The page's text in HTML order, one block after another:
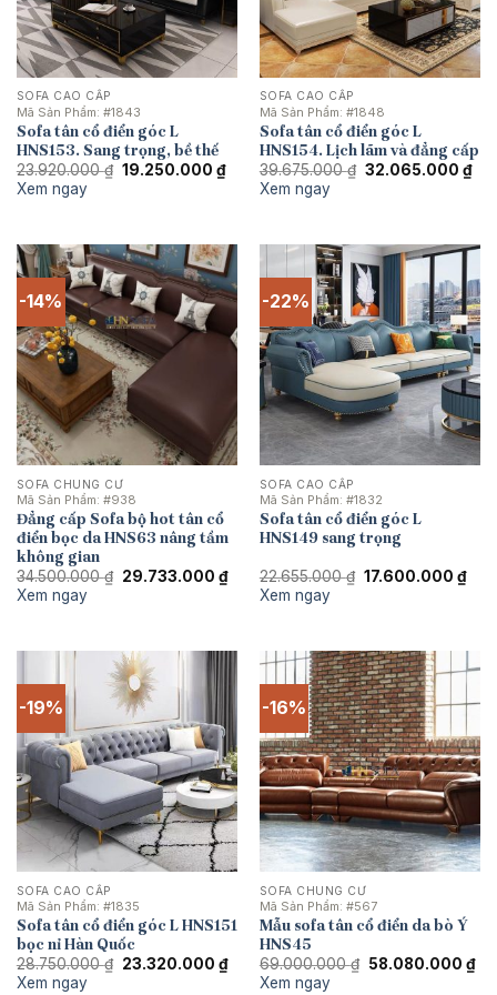
SOFA CAO CẤP
Mã Sản Phẩm: #1843
Sofa tân cổ điển góc L
HNS153. Sang trọng, bề thế
23.920.000₫ Giá
19.250.000 ₫Giá
hiện
Xem ngay
SOFA CAO CẤP
Mã Sản Phẩm: #1848
Sofa tân cổ điển góc L
HNS154. Lịch lãm và đẳng cấp
39.675.000₫ Giá
32.065.000 ₫Giá
Xem ngay
-14%
SOFA CHUNG CƯ
Mã Sản Phẩm: #938
Đẳng cấp Sofa bộ hot tân cổ
điển bọc da HNS63 nâng tầm
không gian
34.500.000₫ Giá
29.733.000 ₫Giá
hiện
Xem ngay
-22%
SOFA CAO CẤP
Mã Sản Phẩm: #1832
Sofa tân cổ điển góc L
HNS149 sang trọng
22.655.000₫ Giá
17.600.000 ₫Giá
hiện
Xem ngay
-19%
SOFA CAO CẤP
Mã Sản Phẩm: #1835
Sofa tân cổ điển góc L HNS151
bọc nỉ Hàn Quốc
28.750.000₫ Giá
23.320.000 ₫Giá
hiện
Xem ngay
-16%
SOFA CHUNG CƯ
Mã Sản Phẩm: #567
Mẫu sofa tân cổ điển da bò Ý
HNS45
69.000.000₫ Giá
58.080.000 ₫Giá
Xem ngay